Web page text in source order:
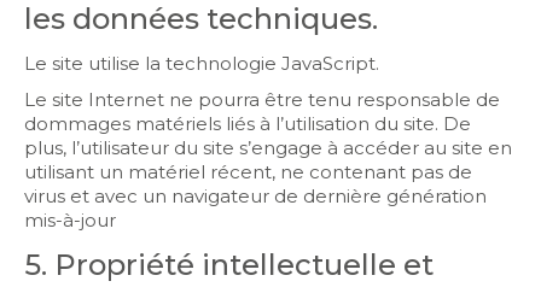
les données techniques.
Le site utilise la technologie JavaScript.
Le site Internet ne pourra être tenu responsable de
dommages matériels liés à l’utilisation du site. De
plus, l’utilisateur du site s’engage à accéder au site en
utilisant un matériel récent, ne contenant pas de
virus et avec un navigateur de dernière génération
mis-à-jour
5. Propriété intellectuelle et